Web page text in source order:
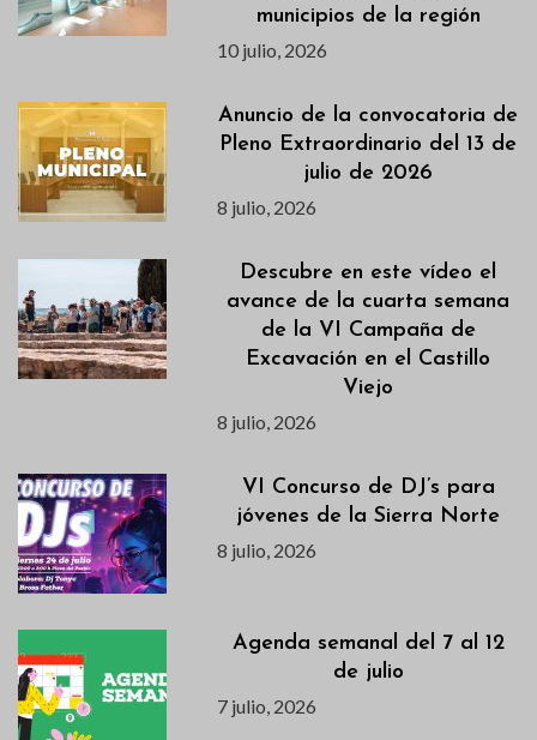
municipios de la región
10 julio, 2026
Anuncio de la convocatoria de
Pleno Extraordinario del 13 de
julio de 2026
8 julio, 2026
Descubre en este vídeo el
avance de la cuarta semana
de la VI Campaña de
Excavación en el Castillo
Viejo
8 julio, 2026
VI Concurso de DJ’s para
jóvenes de la Sierra Norte
8 julio, 2026
Agenda semanal del 7 al 12
de julio
7 julio, 2026